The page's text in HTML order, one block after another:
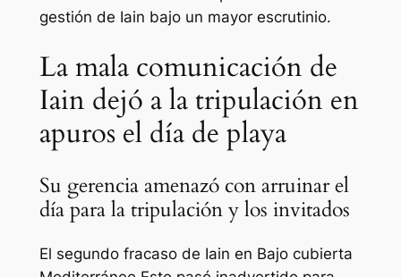
gestión de Iain bajo un mayor escrutinio.
La mala comunicación de
Iain dejó a la tripulación en
apuros el día de playa
Su gerencia amenazó con arruinar el
día para la tripulación y los invitados
El segundo fracaso de Iain en Bajo cubierta